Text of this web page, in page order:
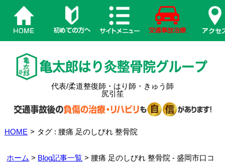
代表/柔道整復師・はり師・きゅう師
尻引笙
HOME > タグ : 腰痛 足のしびれ 整骨院
ホーム > Blog記事一覧 > 腰痛 足のしびれ 整骨院 - 盛岡市口コ